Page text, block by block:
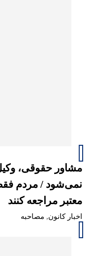
مشاور حقوقی،
نمی‌شود / مردم فقط
معتبر مراجعه کنند
اخبار کانون, مصاحبه